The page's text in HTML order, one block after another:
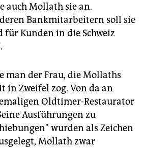
auch Mollath sie an.
Bankmitarbeitern soll sie
für Kunden in die Schweiz
man der Frau, die Mollaths
in Zweifel zog. Von da an
Oldtimer-Restaurator
Ausführungen zu
wurden als Zeichen
Mollath zwar